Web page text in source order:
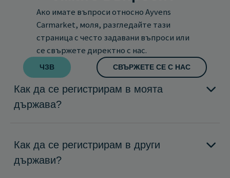
Ако имате въпроси относно Ayvens
Carmarket, моля, разгледайте тази
страница с често задавани въпроси или
се свържете директно с нас.
ЧЗВ СВЪРЖЕТЕ СЕ С НАС
Как да се регистрирам в моята
държава?
Как да се регистрирам в други
държави?